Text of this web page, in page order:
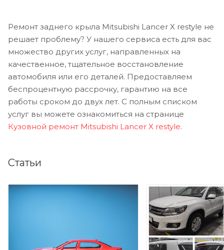
Ремонт заднего крыла Mitsubishi Lancer X restyle не
решает проблему? У нашего сервиса есть для вас
множество других услуг, направленных на
качественное, тщательное восстановление
автомобиля или его деталей. Предоставляем
беспроцентную рассрочку, гарантию на все
работы сроком до двух лет. С полным списком
услуг вы можете ознакомиться на странице
Кузовной ремонт Mitsubishi Lancer X restyle.
Статьи